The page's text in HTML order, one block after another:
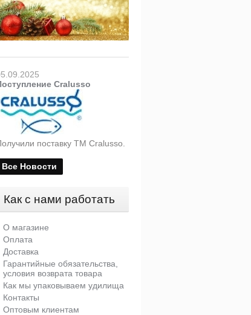
Maver Smart
150м
877 руб.
Cralusso
поставку ТМ Cralusso.
Все Новости
Как с нами работать
О магазине
Оплата
Доставка
Гарантийные обязательства,
условия возврата товара
Как мы упаковываем удилища
Контакты
Оптовым клиентам